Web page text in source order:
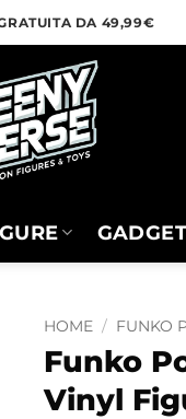
DA 49,99€
GADGET
HOME / FUNKO
Funko
Vinyl